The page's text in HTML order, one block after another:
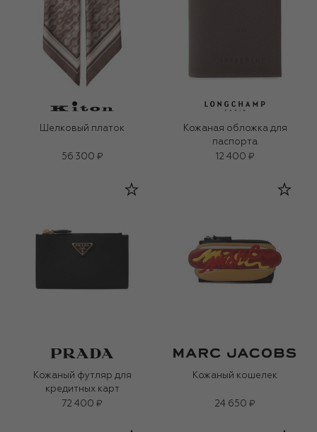
Шелковый платок
56 300 ₽
Кожаная обложка для
паспорта
12 400 ₽
Кожаный футляр для
кредитных карт
72 400 ₽
Кожаный кошелек
24 650 ₽